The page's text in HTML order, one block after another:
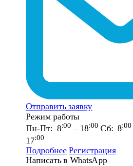
Отправить заявку
Режим работы
Пн-Пт: 8:00 – 18:00 Сб: 8:00
17:00
Подробнее Регистрация
Написать в WhatsApp